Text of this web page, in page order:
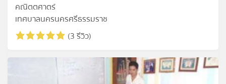
คณิตตศาตร์
เทศบาลนครนครศรีธรรมราช
(3 รีวิว)